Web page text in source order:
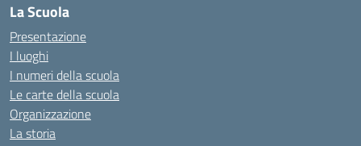
La Scuola
Presentazione
I luoghi
I numeri della scuola
Le carte della scuola
Organizzazione
La storia